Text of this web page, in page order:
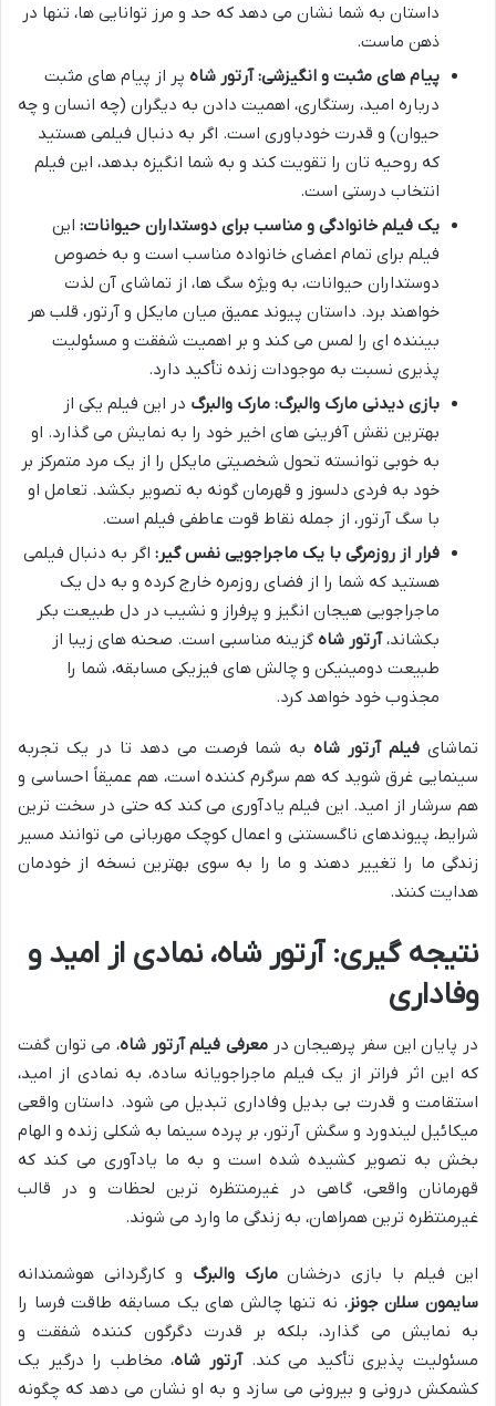
داستان به شما نشان می دهد که حد و مرز توانایی ها، تنها در
ذهن ماست.
پیام های مثبت و انگیزشی: آرتور شاه پر از پیام های مثبت
درباره امید، رستگاری، اهمیت دادن به دیگران (چه انسان و چه
حیوان) و قدرت خودباوری است. اگر به دنبال فیلمی هستید
که روحیه تان را تقویت کند و به شما انگیزه بدهد، این فیلم
انتخاب درستی است.
یک فیلم خانوادگی و مناسب برای دوستداران حیوانات: این
فیلم برای تمام اعضای خانواده مناسب است و به خصوص
دوستداران حیوانات، به ویژه سگ ها، از تماشای آن لذت
خواهند برد. داستان پیوند عمیق میان مایکل و آرتور، قلب هر
بیننده ای را لمس می کند و بر اهمیت شفقت و مسئولیت
پذیری نسبت به موجودات زنده تأکید دارد.
بازی دیدنی مارک والبرگ: مارک والبرگ در این فیلم یکی از
بهترین نقش آفرینی های اخیر خود را به نمایش می گذارد. او
به خوبی توانسته تحول شخصیتی مایکل را از یک مرد متمرکز بر
خود به فردی دلسوز و قهرمان گونه به تصویر بکشد. تعامل او
با سگ آرتور، از جمله نقاط قوت عاطفی فیلم است.
فرار از روزمرگی با یک ماجراجویی نفس گیر: اگر به دنبال فیلمی
هستید که شما را از فضای روزمره خارج کرده و به دل یک
ماجراجویی هیجان انگیز و پرفراز و نشیب در دل طبیعت بکر
بکشاند،آرتور شاه گزینه مناسبی است. صحنه های زیبا از
طبیعت دومینیکن و چالش های فیزیکی مسابقه، شما را
مجذوب خود خواهد کرد.
تماشای فیلم آرتور شاهبه شما فرصت می دهد تا در یک تجربه
سینمایی غرق شوید که هم سرگرم کننده است، هم عمیقاً احساسی و
هم سرشار از امید. این فیلم یادآوری می کند که حتی در سخت ترین
شرایط، پیوندهای ناگسستنی و اعمال کوچک مهربانی می توانند مسیر
زندگی ما را تغییر دهند و ما را به سوی بهترین نسخه از خودمان
هدایت کنند.
نتیجه گیری: آرتور شاه، نمادی از امید و
وفاداری
در پایان این سفر پرهیجان در معرفی فیلم آرتور شاه، می توان گفت
که این اثر فراتر از یک فیلم ماجراجویانه ساده، به نمادی از امید،
استقامت و قدرت بی بدیل وفاداری تبدیل می شود. داستان واقعی
میکائیل لیندورد و سگش آرتور، بر پرده سینما به شکلی زنده و الهام
بخش به تصویر کشیده شده است و به ما یادآوری می کند که
قهرمانان واقعی، گاهی در غیرمنتظره ترین لحظات و در قالب
غیرمنتظره ترین همراهان، به زندگی ما وارد می شوند.
این فیلم با بازی درخشانمارک والبرگ و کارگردانی هوشمندانه
سایمون سلان جونز، نه تنها چالش های یک مسابقه طاقت فرسا را
به نمایش می گذارد، بلکه بر قدرت دگرگون کننده شفقت و
مسئولیت پذیری تأکید می کند.آرتور شاه، مخاطب را درگیر یک
کشمکش درونی و بیرونی می سازد و به او نشان می دهد که چگونه